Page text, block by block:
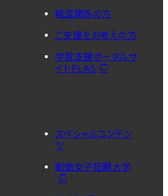
報道関係の方
ご支援をお考えの方
学習支援ポータルサ
イトPLAS
スペシャルコンテン
ツ
創価女子短期大学